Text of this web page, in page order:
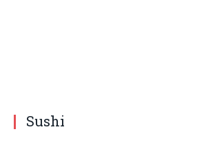
Sushi